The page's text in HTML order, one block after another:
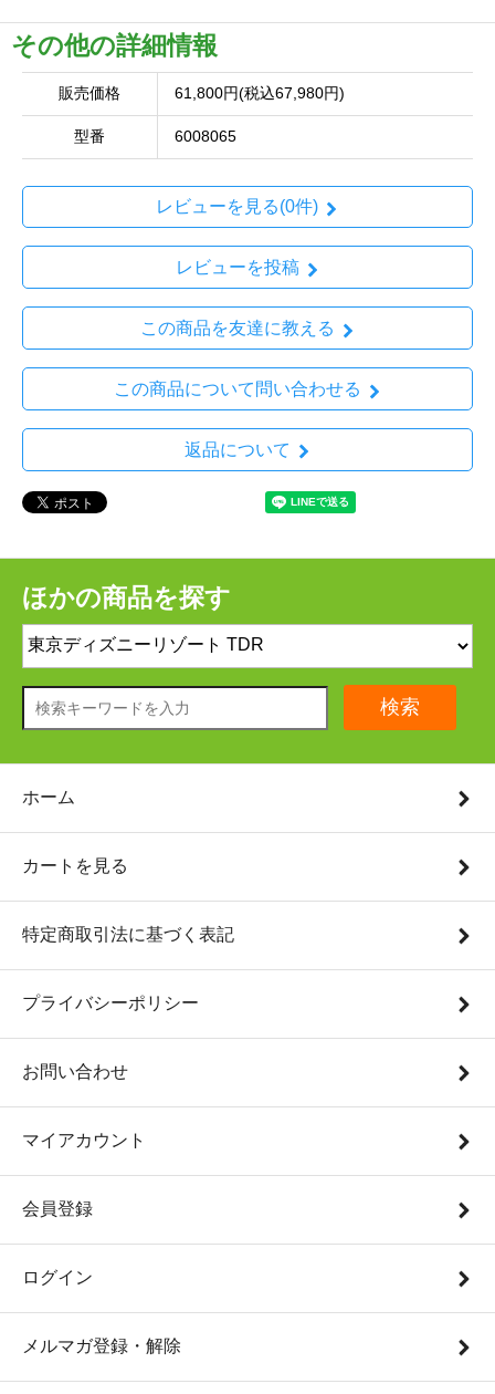
その他の詳細情報
販売価格 61,800円(税込67,980円)
型番 6008065
レビューを見る(0件)
レビューを投稿
この商品を友達に教える
この商品について問い合わせる
返品について
ほかの商品を探す
検索
ホーム
カートを見る
特定商取引法に基づく表記
プライバシーポリシー
お問い合わせ
マイアカウント
会員登録
ログイン
メルマガ登録・解除